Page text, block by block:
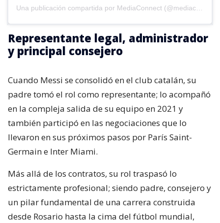
Representante legal, administrador
y principal consejero
Cuando Messi se consolidó en el club catalán, su
padre tomó el rol como representante; lo acompañó
en la compleja salida de su equipo en 2021 y
también participó en las negociaciones que lo
llevaron en sus próximos pasos por París Saint-
Germain e Inter Miami.
Más allá de los contratos, su rol traspasó lo
estrictamente profesional; siendo padre, consejero y
un pilar fundamental de una carrera construida
desde Rosario hasta la cima del fútbol mundial,